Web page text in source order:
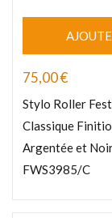
75,00€
Stylo Roller
Classique
Argentée et
FWS3985/C